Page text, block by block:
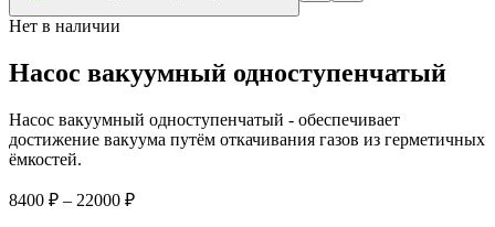
Нет в наличии
Насос вакуумный одноступенчатый
Насос вакуумный одноступенчатый - обеспечивает
достижение вакуума путём откачивания газов из герметичных
ёмкостей.
8400 ₽ – 22000 ₽Диапазон